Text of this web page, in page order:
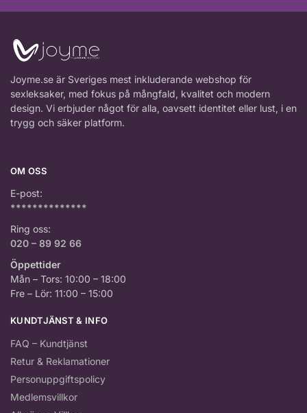
Joyme.se är Sveriges mest inkluderande webshop för
sexleksaker, med fokus på mångfald, kvalitet och modern
design. Vi erbjuder något för alla, oavsett identitet eller lust, i en
trygg och säker platform.
OM OSS
E-post:
**************
Ring oss:
020 – 89 92 66
Öppettider
Mån – Tors: 10:00 – 18:00
Fre – Lör: 11:00 – 15:00
KUNDTJÄNST & INFO
FAQ – Kundtjänst
Retur & Reklamationer
Personuppgiftspolicy
Medlemsvillkor